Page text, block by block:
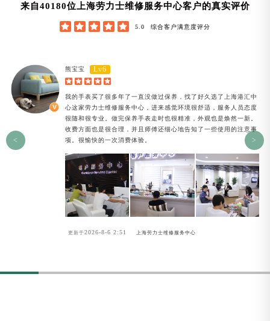
来自47320位上海劳力士维修服务中心客户的真实评价
     5.0 综合客户满意度评分
熊宝宝 Lv6
    
我的手表买了很多年了一直没做过保养，找了好久选了上海港汇中
心这家劳力士维修服务中心，进来感觉环境很舒适，服务人员态度
很随和很专业。做完保养手表走时也很精准，外观也是焕然一新。
收费方面也是很合理，并且师傅还细心地告知了一些使用的注意事
项。很愉快的一次消费体验。
更新于2026-8-6 2:51 上海劳力士维修服务中心
>
<